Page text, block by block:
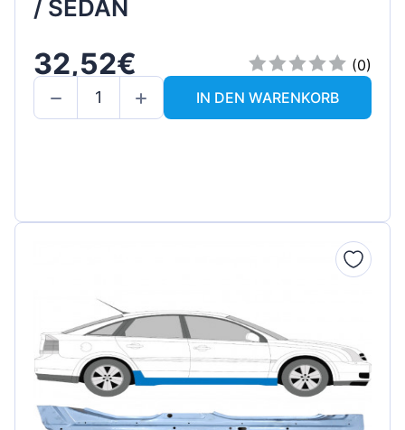
/ SEDAN
32,52€
(0)
IN DEN WARENKORB